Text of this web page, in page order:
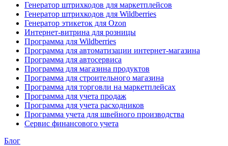
Генератор штрихкодов для маркетплейсов
Генератор штрихкодов для Wildberries
Генератор этикеток для Ozon
Интернет-витрина для розницы
Программа для Wildberries
Программа для автоматизации интернет-магазина
Программа для автосервиса
Программа для магазина продуктов
Программа для строительного магазина
Программа для торговли на маркетплейсах
Программа для учета продаж
Программа для учета расходников
Программа учета для швейного производства
Сервис финансового учета
Блог